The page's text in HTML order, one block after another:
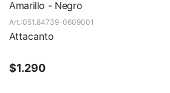
Amarillo - Negro
051.84739-0609001
Attacanto
$1.290